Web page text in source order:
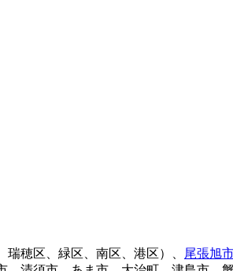
穂区、緑区、南区、港区）、 尾張旭